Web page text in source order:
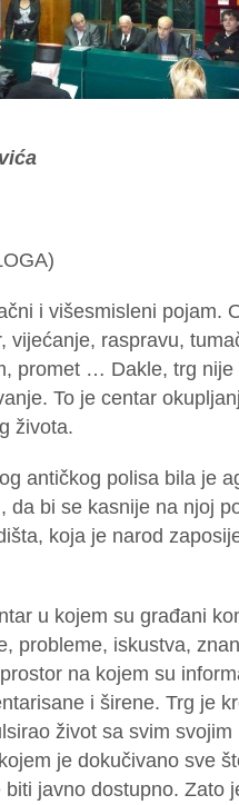
i višesmisleni pojam.
vijećanje, raspravu,
promet … Dakle, trg nije
To je centar
života.
antičkog polisa bila je
da bi se kasnije na njoj
koja je narod
u kojem su građani
probleme, iskustva,
na kojem su
i širene. Trg je
život sa svim
je dokučivano sve
javno dostupno. Zato